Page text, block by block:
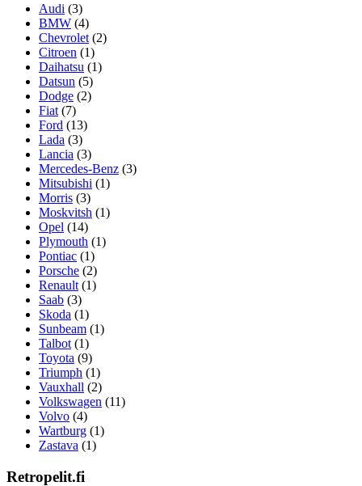
Audi (3)
BMW (4)
Chevrolet (2)
Citroen (1)
Daihatsu (1)
Datsun (5)
Dodge (2)
Fiat (7)
Ford (13)
Lada (3)
Lancia (3)
Mercedes-Benz (3)
Mitsubishi (1)
Morris (3)
Moskvitsh (1)
Opel (14)
Plymouth (1)
Pontiac (1)
Porsche (2)
Renault (1)
Saab (3)
Skoda (1)
Sunbeam (1)
Talbot (1)
Toyota (9)
Triumph (1)
Vauxhall (2)
Volkswagen (11)
Volvo (4)
Wartburg (1)
Zastava (1)
Retropelit.fi